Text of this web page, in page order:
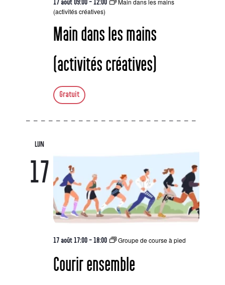
Main dans les mains
(activités créatives)
17 août 09:00-12:00
(activités créatives)
Gratuit
LUN
17
Courir ensemble
17 août 17:00-18:00 Groupe de course à pied